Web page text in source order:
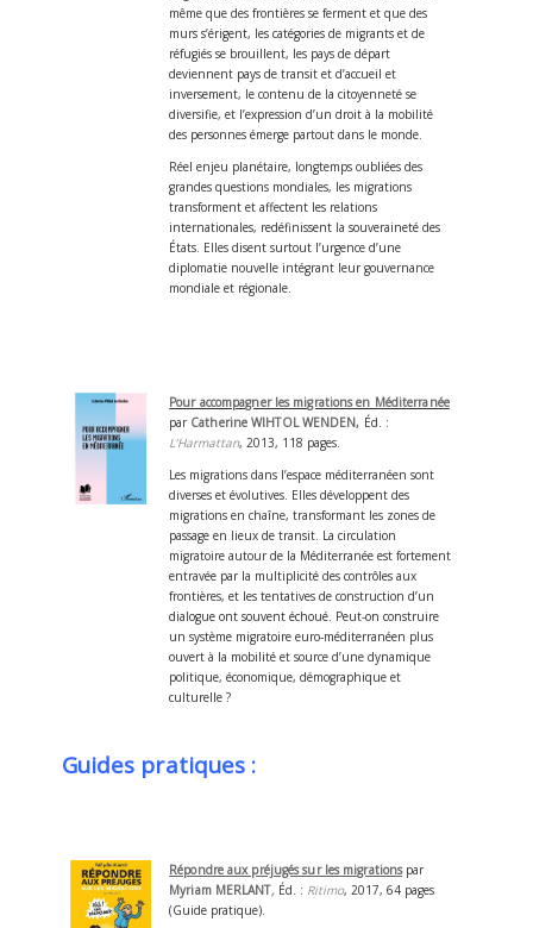
même que des frontières se ferment et que des
murs s’érigent, les catégories de migrants et de
réfugiés se brouillent, les pays de départ
deviennent pays de transit et d’accueil et
inversement, le contenu de la citoyenneté se
diversifie, et l’expression d’un droit à la mobilité
des personnes émerge partout dans le monde.
Réel enjeu planétaire, longtemps oubliées des
grandes questions mondiales, les migrations
transforment et affectent les relations
internationales, redéfinissent la souveraineté des
États. Elles disent surtout l’urgence d’une
diplomatie nouvelle intégrant leur gouvernance
mondiale et régionale.
Pour accompagner les migrations en Méditerranée
par Catherine WIHTOL WENDEN, Éd. :
L’Harmattan, 2013, 118 pages.
Les migrations dans l’espace méditerranéen sont
diverses et évolutives. Elles développent des
migrations en chaîne, transformant les zones de
passage en lieux de transit. La circulation
migratoire autour de la Méditerranée est fortement
entravée par la multiplicité des contrôles aux
frontières, et les tentatives de construction d’un
dialogue ont souvent échoué. Peut-on construire
un système migratoire euro-méditerranéen plus
ouvert à la mobilité et source d’une dynamique
politique, économique, démographique et
culturelle ?
Guides pratiques :
Répondre aux préjugés sur les migrations par
Myriam MERLANT, Éd. : Ritimo, 2017, 64 pages
(Guide pratique).